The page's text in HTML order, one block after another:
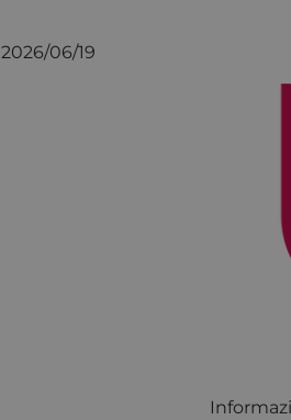
2026/06/19